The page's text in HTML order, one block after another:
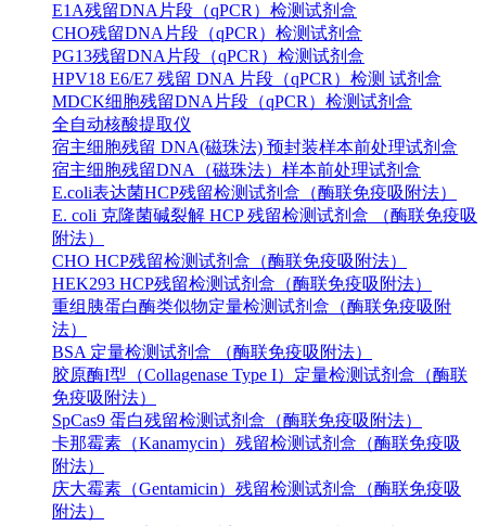
E1A残留DNA片段（qPCR）检测试剂盒
CHO残留DNA片段（qPCR）检测试剂盒
PG13残留DNA片段（qPCR）检测试剂盒
HPV18 E6/E7 残留 DNA 片段（qPCR）检测 试剂盒
MDCK细胞残留DNA片段（qPCR）检测试剂盒
全自动核酸提取仪
宿主细胞残留 DNA(磁珠法) 预封装样本前处理试剂盒
宿主细胞残留DNA（磁珠法）样本前处理试剂盒
E.coli表达菌HCP残留检测试剂盒（酶联免疫吸附法）
E. coli 克隆菌碱裂解 HCP 残留检测试剂盒 （酶联免疫吸
附法）
CHO HCP残留检测试剂盒（酶联免疫吸附法）
HEK293 HCP残留检测试剂盒（酶联免疫吸附法）
重组胰蛋白酶类似物定量检测试剂盒（酶联免疫吸附
法）
BSA 定量检测试剂盒 （酶联免疫吸附法）
胶原酶I型（Collagenase Type I）定量检测试剂盒（酶联
免疫吸附法）
SpCas9 蛋白残留检测试剂盒（酶联免疫吸附法）
卡那霉素（Kanamycin）残留检测试剂盒（酶联免疫吸
附法）
庆大霉素（Gentamicin）残留检测试剂盒（酶联免疫吸
附法）